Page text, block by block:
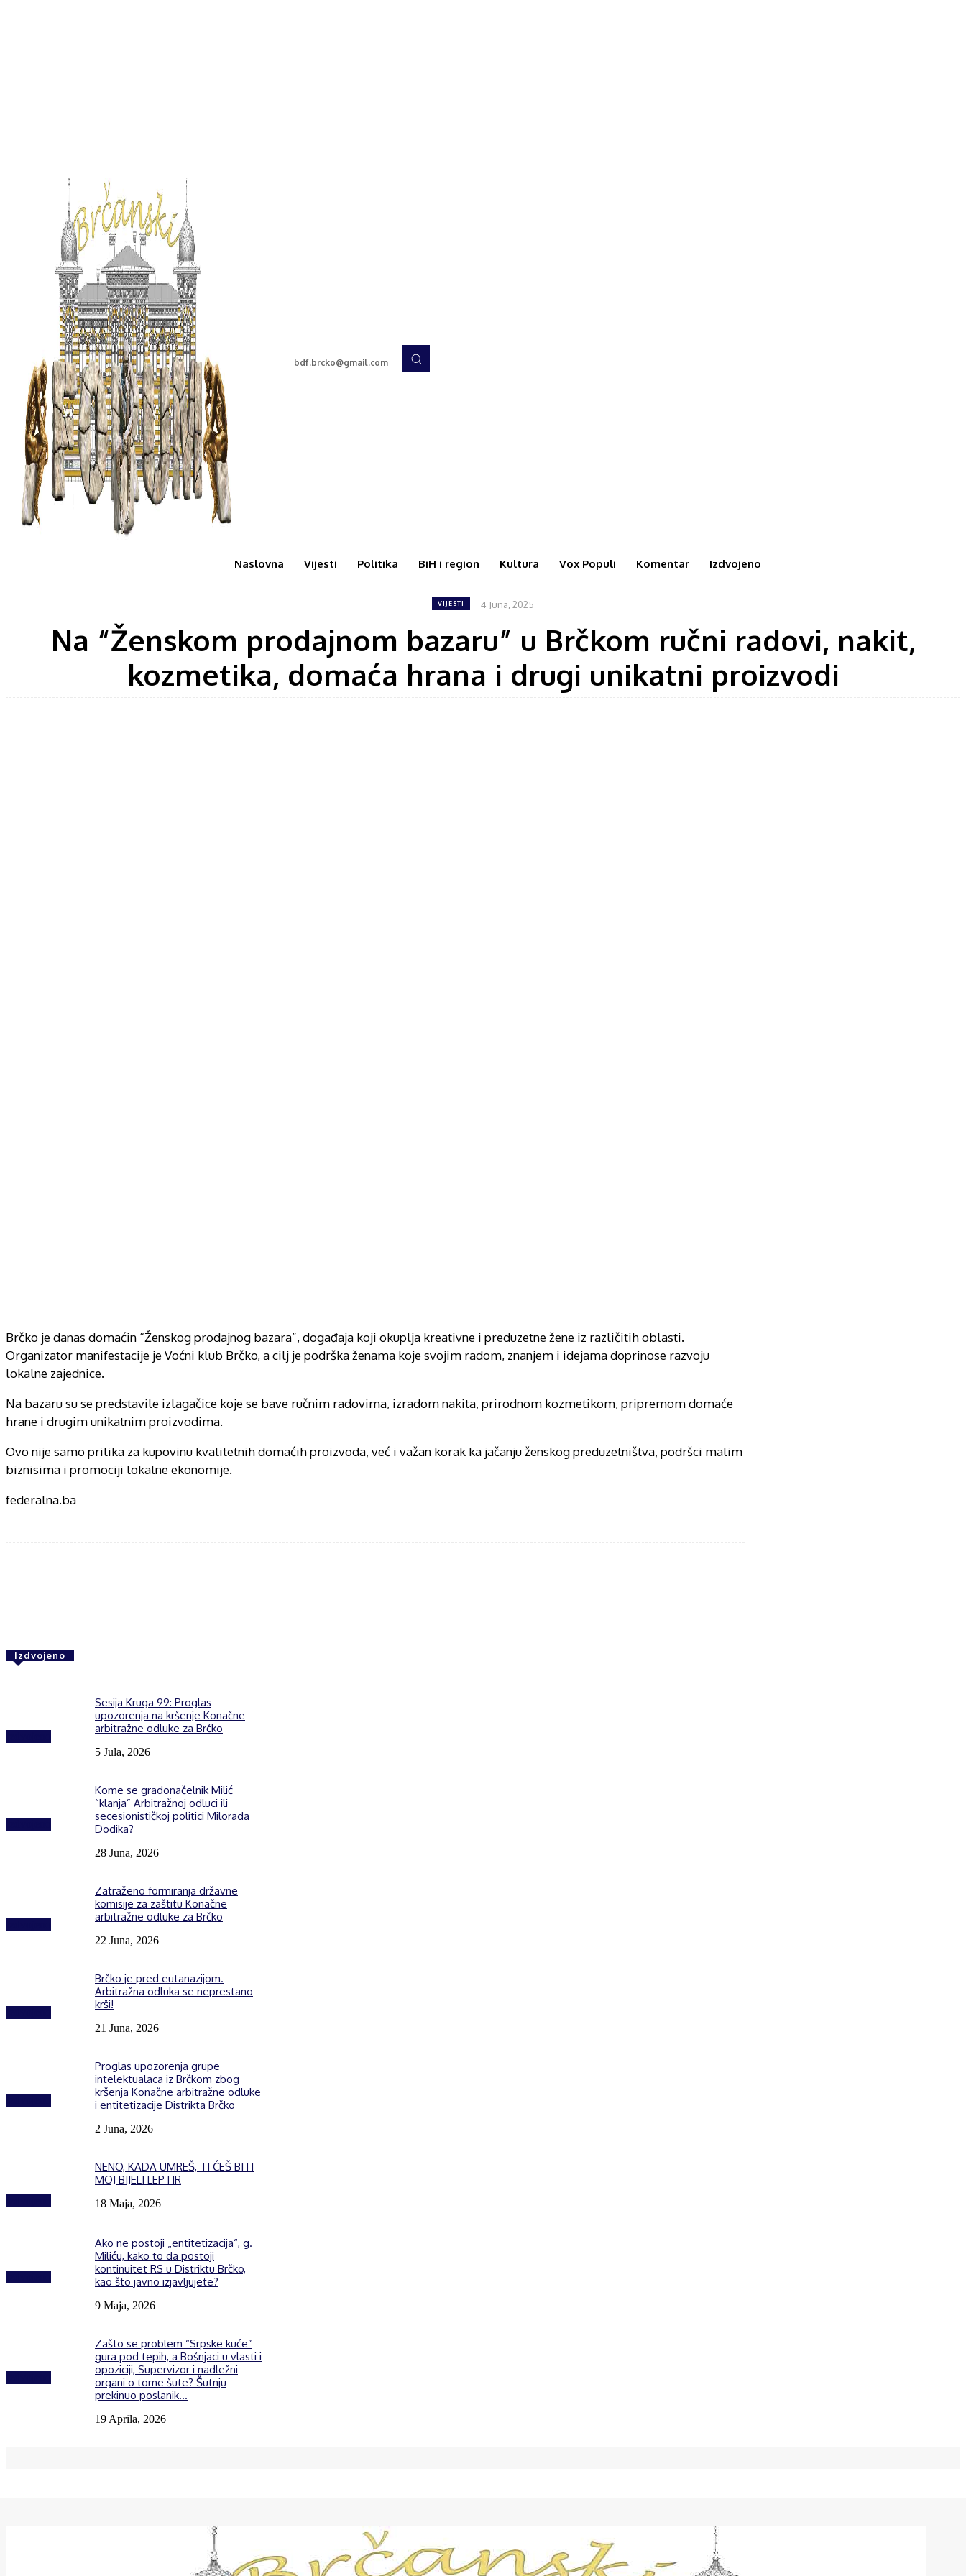
bdf.brcko@gmail.com
Naslovna Vijesti Politika BiH i region Kultura Vox Populi Komentar Izdvojeno
VIJESTI 4 Juna, 2025
Na “Ženskom prodajnom bazaru” u Brčkom ručni radovi, nakit,
kozmetika, domaća hrana i drugi unikatni proizvodi
Brčko je danas domaćin “Ženskog prodajnog bazara”, događaja koji okuplja kreativne i preduzetne žene iz različitih oblasti.
Organizator manifestacije je Voćni klub Brčko, a cilj je podrška ženama koje svojim radom, znanjem i idejama doprinose razvoju
lokalne zajednice.
Na bazaru su se predstavile izlagačice koje se bave ručnim radovima, izradom nakita, prirodnom kozmetikom, pripremom domaće
hrane i drugim unikatnim proizvodima.
Ovo nije samo prilika za kupovinu kvalitetnih domaćih proizvoda, već i važan korak ka jačanju ženskog preduzetništva, podršci malim
biznisima i promociji lokalne ekonomije.
federalna.ba
Izdvojeno
Sesija Kruga 99: Proglas
upozorenja na kršenje Konačne
arbitražne odluke za Brčko
5 Jula, 2026
Kome se gradonačelnik Milić
“klanja” Arbitražnoj odluci ili
secesionističkoj politici Milorada
Dodika?
28 Juna, 2026
Zatraženo formiranja državne
komisije za zaštitu Konačne
arbitražne odluke za Brčko
22 Juna, 2026
Brčko je pred eutanazijom.
Arbitražna odluka se neprestano
krši!
21 Juna, 2026
Proglas upozorenja grupe
intelektualaca iz Brčkom zbog
kršenja Konačne arbitražne odluke
i entitetizacije Distrikta Brčko
2 Juna, 2026
NENO, KADA UMREŠ, TI ĆEŠ BITI
MOJ BIJELI LEPTIR
18 Maja, 2026
Ako ne postoji „entitetizacija“, g.
Miliću, kako to da postoji
kontinuitet RS u Distriktu Brčko,
kao što javno izjavljujete?
9 Maja, 2026
Zašto se problem “Srpske kuće”
gura pod tepih, a Bošnjaci u vlasti i
opoziciji, Supervizor i nadležni
organi o tome šute? Šutnju
prekinuo poslanik...
19 Aprila, 2026